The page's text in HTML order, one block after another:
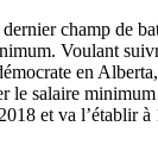
champ de
Voulant
en
le salaire
et va l’établir